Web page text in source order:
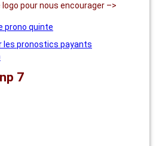
pour nous encourager –>
les pronostics payants
7